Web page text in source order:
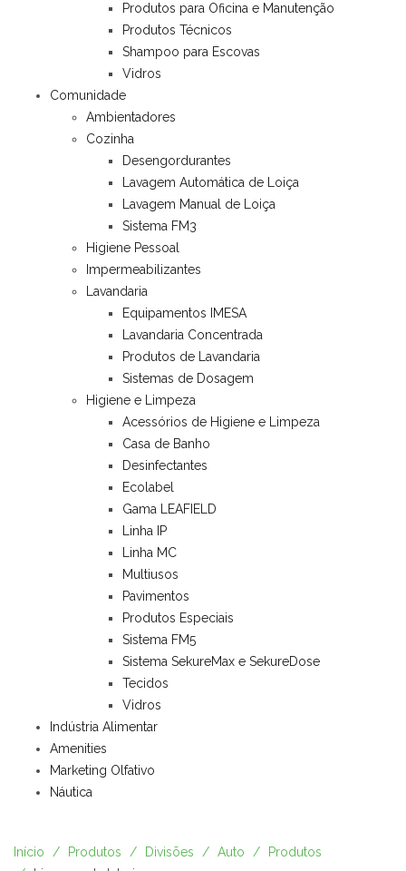
Produtos para Oficina e Manutenção
Produtos Técnicos
Shampoo para Escovas
Vidros
Comunidade
Ambientadores
Cozinha
Desengordurantes
Lavagem Automática de Loiça
Lavagem Manual de Loiça
Sistema FM3
Higiene Pessoal
Impermeabilizantes
Lavandaria
Equipamentos IMESA
Lavandaria Concentrada
Produtos de Lavandaria
Sistemas de Dosagem
Higiene e Limpeza
Acessórios de Higiene e Limpeza
Casa de Banho
Desinfectantes
Ecolabel
Gama LEAFIELD
Linha IP
Linha MC
Multiusos
Pavimentos
Produtos Especiais
Sistema FM5
Sistema SekureMax e SekureDose
Tecidos
Vidros
Indústria Alimentar
Amenities
Marketing Olfativo
Náutica
Início Produtos Divisões Auto
Produtos